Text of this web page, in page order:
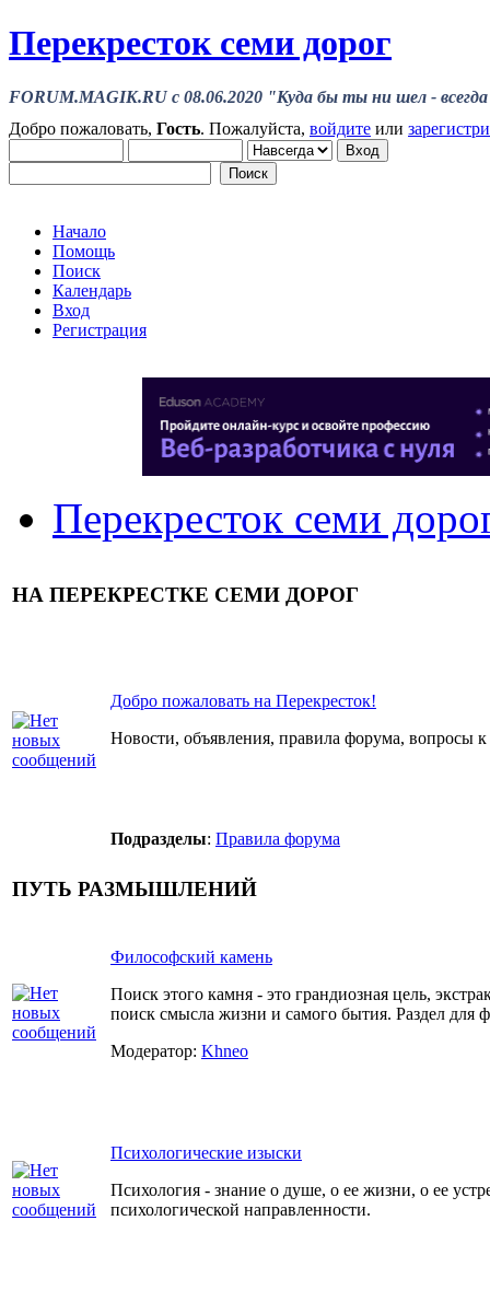
Перекресток семи дорог
FORUM.MAGIK.RU c 08.06.2020 "Куда бы ты ни шел - всегда
Добро пожаловать, Гость. Пожалуйста, войдите или
Начало
Помощь
Поиск
Календарь
Вход
Регистрация
Перекресток семи
НА ПЕРЕКРЕСТКЕ СЕМИ ДОРОГ
Добро пожаловать на Перекресток!
Новости, объявления, правила форума, вопросы
Подразделы: Правила форума
ПУТЬ РАЗМЫШЛЕНИЙ
Философский камень
Поиск этого камня - это грандиозная цель,
поиск смысла жизни и самого бытия. Раздел для
Модератор: Khneo
Психологические изыски
Психология - знание о душе, о ее жизни, о ее
психологической направленности.